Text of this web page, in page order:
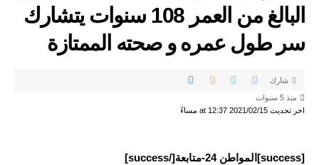
البالغ من العمر 108 سنوات يتشارك
سر طول عمره و صحته الممتازة
اخر تحديث 2021/02/15 at 12:37 مساءً
منذ 5 سنوات
شارك
[success]المواطن 24-متابعة[/success]